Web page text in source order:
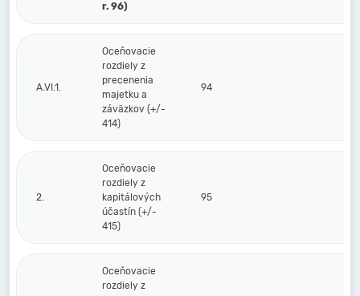
r. 96)
A.VI.1.
Oceňovacie
rozdiely z
precenenia
majetku a
záväzkov (+/-
414)
94
2.
Oceňovacie
rozdiely z
kapitálových
účastín (+/-
415)
95
Oceňovacie
rozdiely z